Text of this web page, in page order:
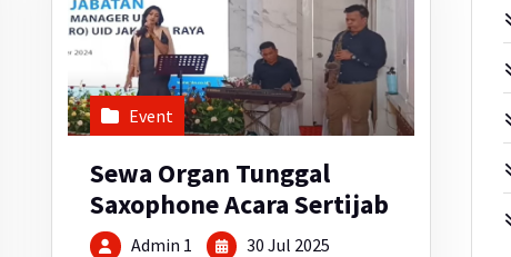
Event
Sewa Organ Tunggal
Saxophone Acara Sertijab
Admin 1 30 Jul 2025